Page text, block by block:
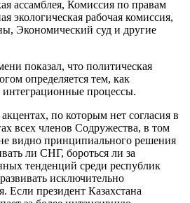
ассамблея, Комиссия по правам
экологическая рабочая комиссия,
Экономический суд и другие
показал, что политическая
определяется тем, как
процессы.
по которым нет согласия в
всех членов Содружества, в том
видно принципиального решения
ли СНГ, бороться ли за
тенденций среди республик
исключительно
Если президент Казахстана